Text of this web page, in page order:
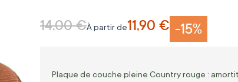
-15%
À partir de11,90 €
Prix normal
14,00 €
Plaque de couche pleine Country rouge :